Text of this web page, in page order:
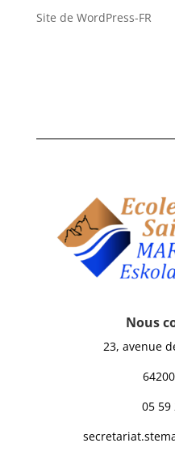
Site de WordPress-FR
Nous
23, avenue
05 59